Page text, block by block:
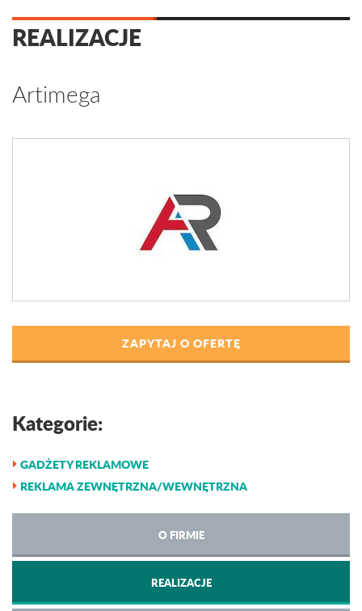
REALIZACJE
Artimega
ZAPYTAJ O OFERTĘ
Kategorie:
GADŻETY REKLAMOWE
REKLAMA ZEWNĘTRZNA/WEWNĘTRZNA
O FIRMIE
REALIZACJE